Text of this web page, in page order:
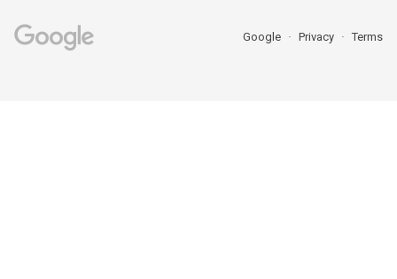
Google Privacy Terms